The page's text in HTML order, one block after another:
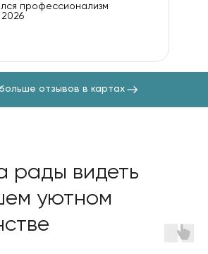
профессионализм
2026
отзывов в картах
рады видеть
уютном